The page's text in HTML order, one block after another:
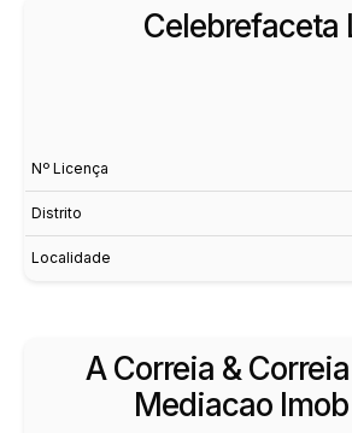
Celebrefaceta
Nº Licença
Distrito
Localidade
A Correia &
Mediacao